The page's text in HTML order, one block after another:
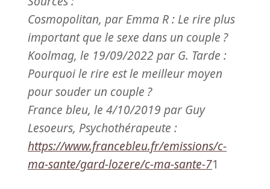
Cosmopolitan, par Emma R : Le rire plus
important que le sexe dans un couple ?
Koolmag, le 19/09/2022 par G. Tarde :
Pourquoi le rire est le meilleur moyen
pour souder un couple ?
France bleu, le 4/10/2019 par Guy
Lesoeurs, Psychothérapeute :
https://www.francebleu.fr/emissions/c-
ma-sante/gard-lozere/c-ma-sante-71